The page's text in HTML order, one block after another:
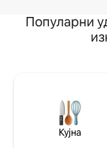
Популарни
Кујна